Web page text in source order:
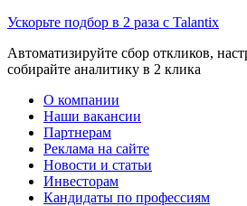
Ускорьте подбор в 2 раза с Talantix
Автоматизируйте сбор откликов,
собирайте аналитику в 2 клика
О компании
Наши вакансии
Партнерам
Реклама на сайте
Новости и статьи
Инвесторам
Кандидаты по профессиям